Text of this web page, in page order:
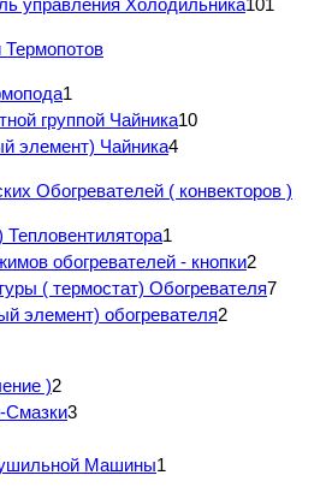
управления Холодильника101
Термопотов
1
группой Чайника10
элемент) Чайника4
Обогревателей ( конвекторов )
1
обогревателей - кнопки2
( термостат) Обогревателя7
элемент) обогревателя2
)2
Смазки3
Машины1